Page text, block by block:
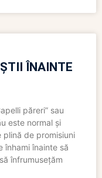
ÎNAINTE
păreri” sau
este normal și
plină de promisiuni
înhami înainte să
înfrumusețăm